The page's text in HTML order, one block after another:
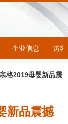
企业信息 访客
格2019母婴新品震
新品震撼